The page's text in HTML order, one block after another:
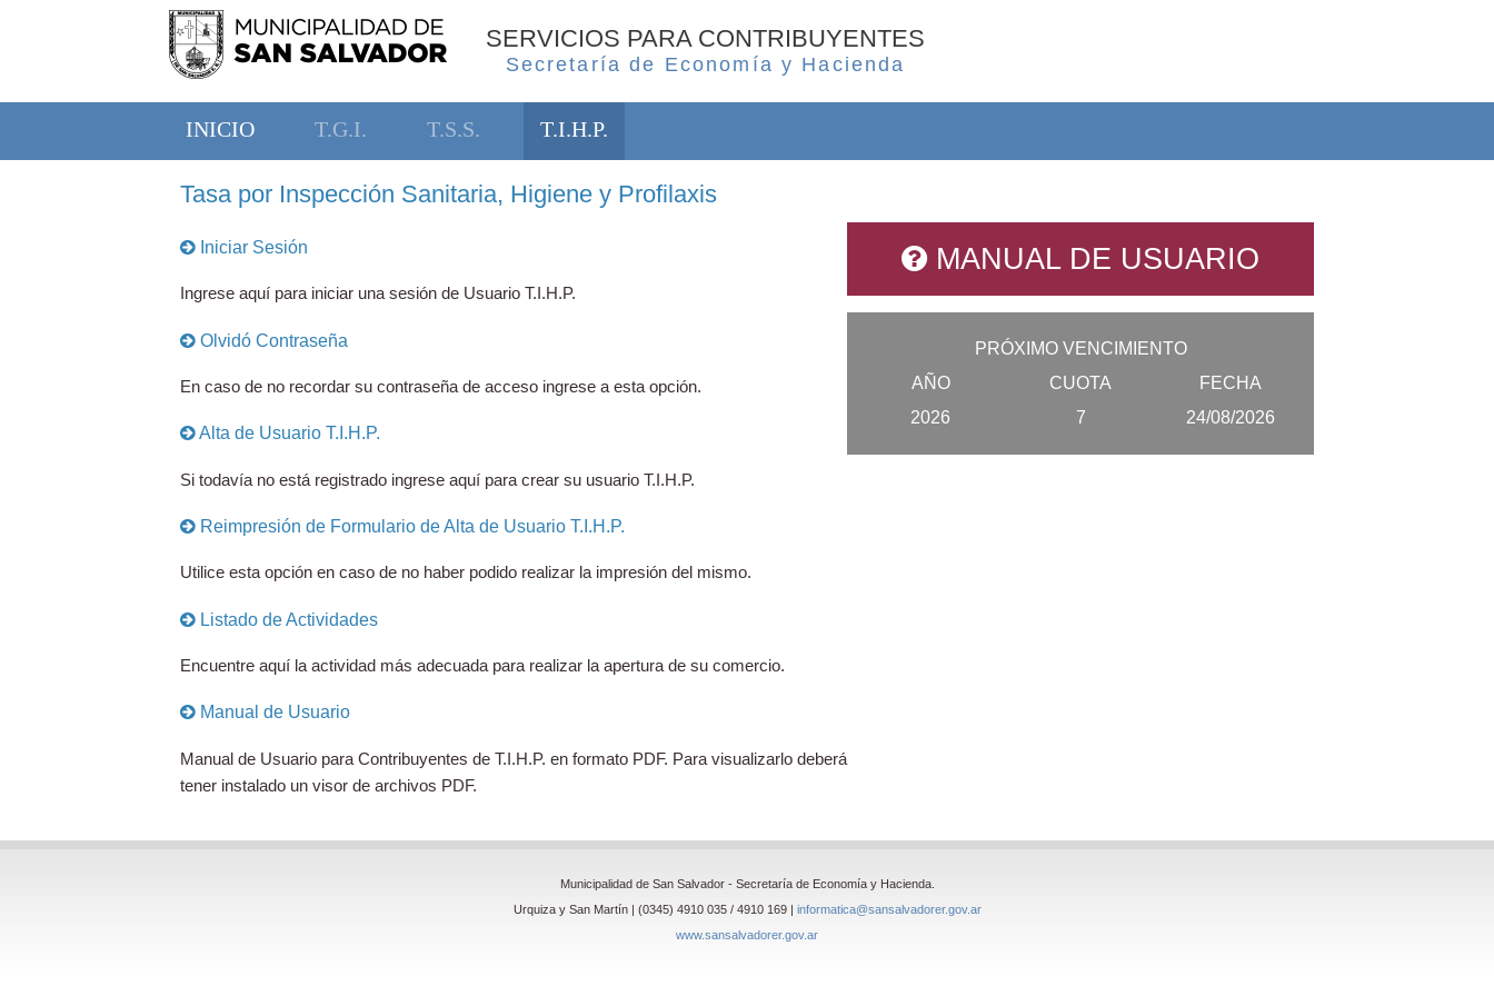
SERVICIOS PARA CONTRIBUYENTES
Secretaría de Economía y Hacienda
INICIO T.G.I. T.S.S. T.I.H.P.
Tasa por Inspección Sanitaria, Higiene y Profilaxis
Iniciar Sesión
Ingrese aquí para iniciar una sesión de Usuario T.I.H.P.
Olvidó Contraseña
En caso de no recordar su contraseña de acceso ingrese a esta opción.
Alta de Usuario T.I.H.P.
Si todavía no está registrado ingrese aquí para crear su usuario T.I.H.P.
Reimpresión de Formulario de Alta de Usuario T.I.H.P.
Utilice esta opción en caso de no haber podido realizar la impresión del mismo.
Listado de Actividades
Encuentre aquí la actividad más adecuada para realizar la apertura de su comercio.
Manual de Usuario
Manual de Usuario para Contribuyentes de T.I.H.P. en formato PDF. Para visualizarlo deberá
tener instalado un visor de archivos PDF.
MANUAL DE USUARIO
PRÓXIMO VENCIMIENTO
AÑO
CUOTA
FECHA
2026
7 24/08/2026
Municipalidad de San Salvador - Secretaría de Economía y Hacienda.
Urquiza y San Martín | (0345) 4910 035 / 4910 169 | informatica@sansalvadorer.gov.ar
www.sansalvadorer.gov.ar